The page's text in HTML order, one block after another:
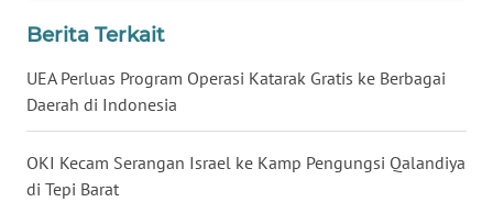
Berita Terkait
UEA Perluas Program Operasi Katarak Gratis ke Berbagai
Daerah di Indonesia
OKI Kecam Serangan Israel ke Kamp Pengungsi Qalandiya
di Tepi Barat
WN
SULUT
WN
MALUKU
WN